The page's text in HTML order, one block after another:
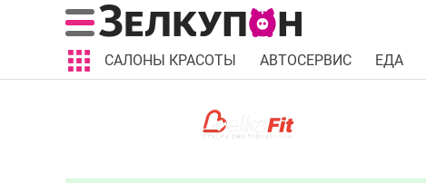
САЛОНЫ КРАСОТЫ АВТОСЕРВИС ЕДА